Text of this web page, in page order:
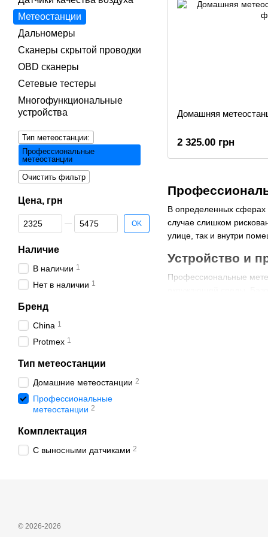
В определенных сферах
случае слишком
улице, так и внутри
Устройство и
Профессиональные
для собственных нужд.
Домашняя
2 325.00 грн
Метеостанции
Дальномеры
Сканеры скрытой проводки
OBD сканеры
Сетевые тестеры
Многофункциональные
устройства
Тип метеостанции:
Профессиональные
метеостанции
Очистить фильтр
Цена, грн
От Цена, грн
До Цена, грн OK
Наличие
В наличии 1
Нет в наличии 1
Бренд
China 1
Protmex 1
Тип метеостанции
Домашние метеостанции 2
Профессиональные
метеостанции 2
Комплектация
С выносными датчиками 2
© 2026-2026